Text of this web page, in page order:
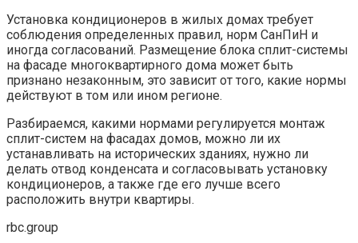
Установка кондиционеров в жилых домах требует
соблюдения определенных правил, норм СанПиН и
иногда согласований. Размещение блока сплит-системы
на фасаде многоквартирного дома может быть
признано незаконным, это зависит от того, какие нормы
действуют в том или ином регионе.
Разбираемся, какими нормами регулируется монтаж
сплит-систем на фасадах домов, можно ли их
устанавливать на исторических зданиях, нужно ли
делать отвод конденсата и согласовывать установку
кондиционеров, а также где его лучше всего
расположить внутри квартиры.
rbc.group